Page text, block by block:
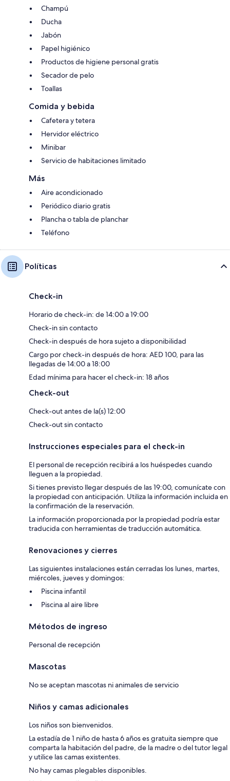
Champú
Ducha
Jabón
Papel higiénico
Productos de higiene personal gratis
Secador de pelo
Toallas
Comida y bebida
Cafetera y tetera
Hervidor eléctrico
Minibar
Servicio de habitaciones limitado
Más
Aire acondicionado
Periódico diario gratis
Plancha o tabla de planchar
Teléfono
Políticas
Check-in
Horario de check-in: de 14:00 a 19:00
Check-in sin contacto
Check-in después de hora sujeto a disponibilidad
Cargo por check-in después de hora: AED 100, para las
llegadas de 14:00 a 18:00
Edad mínima para hacer el check-in: 18 años
Check-out
Check-out antes de la(s) 12:00
Check-out sin contacto
Instrucciones especiales para el check-in
El personal de recepción recibirá a los huéspedes cuando
lleguen a la propiedad.
Si tienes previsto llegar después de las 19:00, comunícate con
la propiedad con anticipación. Utiliza la información incluida en
la confirmación de la reservación.
La información proporcionada por la propiedad podría estar
traducida con herramientas de traducción automática.
Renovaciones y cierres
Las siguientes instalaciones están cerradas los lunes, martes,
miércoles, jueves y domingos:
Piscina infantil
Piscina al aire libre
Métodos de ingreso
Personal de recepción
Mascotas
No se aceptan mascotas ni animales de servicio
Niños y camas adicionales
Los niños son bienvenidos.
La estadía de 1 niño de hasta 6 años es gratuita siempre que
comparta la habitación del padre, de la madre o del tutor legal
y utilice las camas existentes.
No hay camas plegables disponibles.